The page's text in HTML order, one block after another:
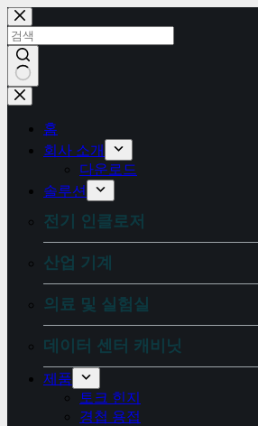
콘
텐
츠
로
건
너
결
홈
회사 소개
다운로드
솔루션
전기 인클로저
산업 기계
의료 및 실험실
데이터 센터 캐비닛
제품
토크 힌지
경첩 용접